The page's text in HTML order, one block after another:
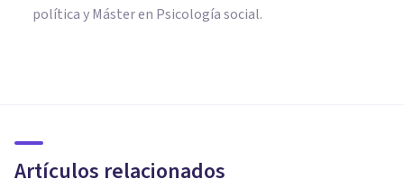
política y Máster en Psicología social.
Artículos relacionados
Desarrollo Personal